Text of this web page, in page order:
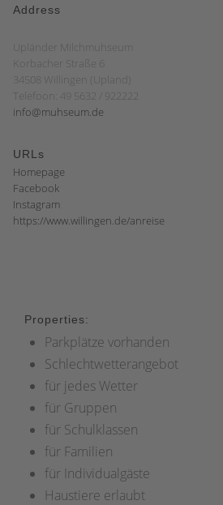
Address
Upländer Milchmuhseum
Korbacher Straße 6
34508 Willingen (Upland)
Telefoon: 49 5632 / 922222
info@muhseum.de
URLs
Homepage
Facebook
Instagram
https://www.willingen.de/anreise
Properties:
Parkplätze vorhanden
Schlechtwetterangebot
für jedes Wetter
für Gruppen
für Schulklassen
für Familien
für Individualgäste
Haustiere erlaubt